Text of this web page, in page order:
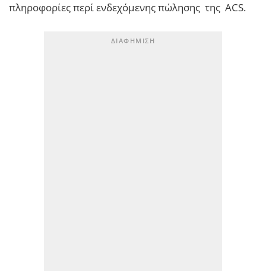
πληροφορίες περί ενδεχόμενης πώλησης της ACS.